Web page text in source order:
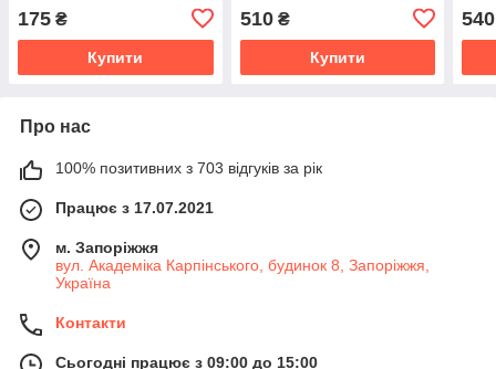
175 ₴
Купити
510₴
Купити
540
Про нас
100% позитивних з 703 відгуків за рік
Працює з 17.07.2021
м. Запоріжжя
вул. Академіка Карпінського, будинок 8, Запоріжжя,
Україна
Контакти
Сьогодні працює з 09:00 до 15:00